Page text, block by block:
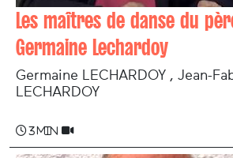
Les maîtres de danse du
Germaine Lechardoy
Germaine LECHARDOY , Jean-
LECHARDOY
3 min